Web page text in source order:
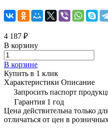
4 187 ₽
В корзину
В корзине
Купить в 1 клик
Характеристики Описание
Запросить паспорт
Гарантия 1 год
Цена действительна только
отличаться от цен в